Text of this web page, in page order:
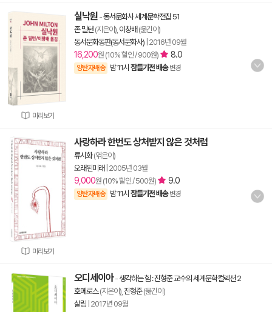
미리보기
실낙원 -동서문화사 세계문학전집 51
존 밀턴 (지은이), 이창배 (옮긴이)
동서문화동판(동서문화사) 2016년 09월
16,200원 (10% 할인 / 900원) 8.0
양탄자배송 밤 11시 잠들기전 배송 변경
미리보기
사랑하라 한번도 상처받지 않은 것처럼
류시화(엮은이)
오래된미래 2005년 03월
9,000원 (10% 할인 / 500원) 9.0
양탄자배송 밤 11시 잠들기전 배송 변경
오디세이아- 생각하는 힘 : 진형준 교수의 세계문학컬렉션 2
호메로스(지은이), 진형준(옮긴이)
살림 2017년 09월